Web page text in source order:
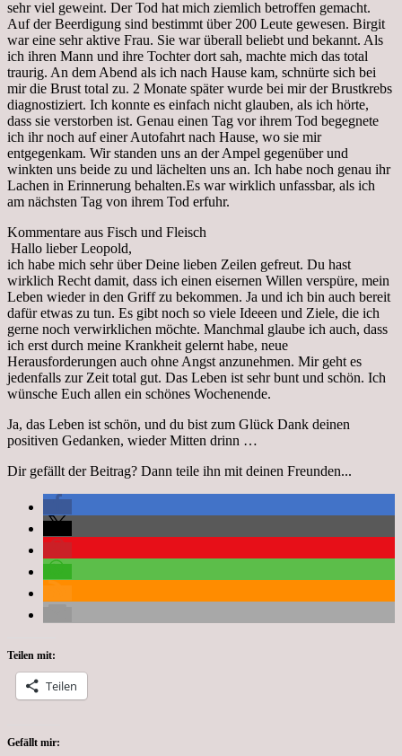
sehr viel geweint. Der Tod hat mich ziemlich betroffen gemacht.
Auf der Beerdigung sind bestimmt über 200 Leute gewesen. Birgit
war eine sehr aktive Frau. Sie war überall beliebt und bekannt. Als
ich ihren Mann und ihre Tochter dort sah, machte mich das total
traurig. An dem Abend als ich nach Hause kam, schnürte sich bei
mir die Brust total zu. 2 Monate später wurde bei mir der Brustkrebs
diagnostiziert. Ich konnte es einfach nicht glauben, als ich hörte,
dass sie verstorben ist. Genau einen Tag vor ihrem Tod begegnete
ich ihr noch auf einer Autofahrt nach Hause, wo sie mir
entgegenkam. Wir standen uns an der Ampel gegenüber und
winkten uns beide zu und lächelten uns an. Ich habe noch genau ihr
Lachen in Erinnerung behalten.Es war wirklich unfassbar, als ich
am nächsten Tag von ihrem Tod erfuhr.
Kommentare aus Fisch und Fleisch
Hallo lieber Leopold,
ich habe mich sehr über Deine lieben Zeilen gefreut. Du hast
wirklich Recht damit, dass ich einen eisernen Willen verspüre, mein
Leben wieder in den Griff zu bekommen. Ja und ich bin auch bereit
dafür etwas zu tun. Es gibt noch so viele Ideeen und Ziele, die ich
gerne noch verwirklichen möchte. Manchmal glaube ich auch, dass
ich erst durch meine Krankheit gelernt habe, neue
Herausforderungen auch ohne Angst anzunehmen. Mir geht es
jedenfalls zur Zeit total gut. Das Leben ist sehr bunt und schön. Ich
wünsche Euch allen ein schönes Wochenende.
Ja, das Leben ist schön, und du bist zum Glück Dank deinen
positiven Gedanken, wieder Mitten drinn …
Dir gefällt der Beitrag? Dann teile ihn mit deinen Freunden...
Teilen mit:
Teilen
Gefällt mir: